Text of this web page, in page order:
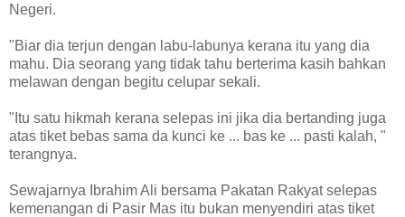
Negeri.
"Biar dia terjun dengan labu-labunya kerana itu yang dia
mahu. Dia seorang yang tidak tahu berterima kasih bahkan
melawan dengan begitu celupar sekali.
"Itu satu hikmah kerana selepas ini jika dia bertanding juga
atas tiket bebas sama da kunci ke ... bas ke ... pasti kalah, "
terangnya.
Sewajarnya Ibrahim Ali bersama Pakatan Rakyat selepas
kemenangan di Pasir Mas itu bukan menyendiri atas tiket